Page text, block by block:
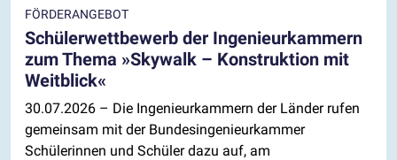
FÖRDERANGEBOT
Schülerwettbewerb der Ingenieurkammern
zum Thema »Skywalk – Konstruktion mit
Weitblick«
30.07.2026 – Die Ingenieurkammern der Länder rufen
gemeinsam mit der Bundesingenieurkammer
Schülerinnen und Schüler dazu auf, am